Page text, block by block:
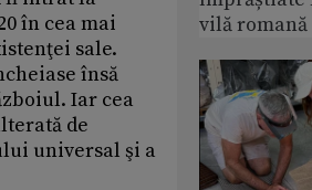
în cea mai
sale.
însă
Iar cea
de
universal şi a
vilă romană